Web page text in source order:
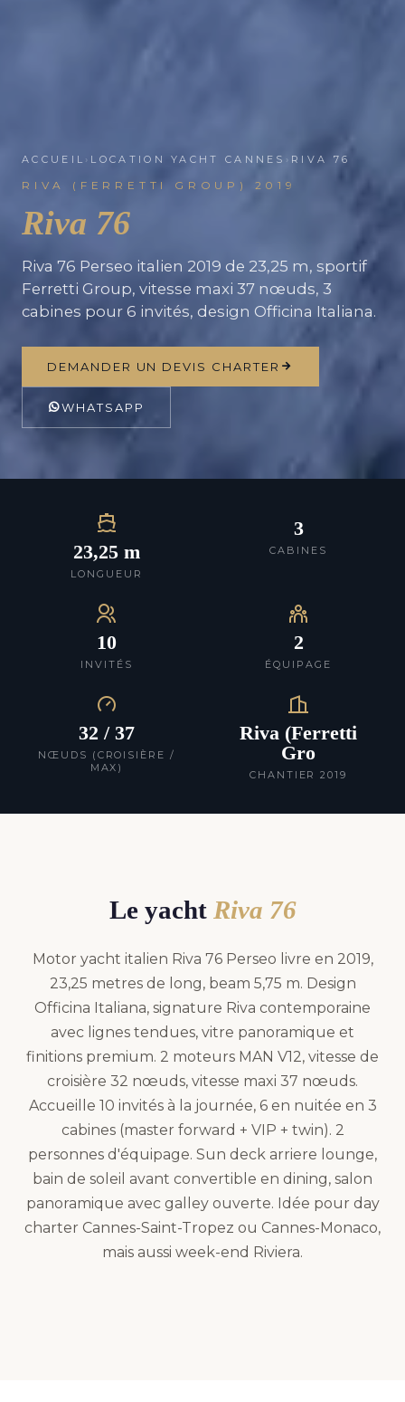
ACCUEIL › LOCATION YACHT CANNES › RIVA 76
RIVA (FERRETTI GROUP) 2019
Riva 76
Riva 76 Perseo italien 2019 de 23,25 m, sportif
Ferretti Group, vitesse maxi 37 nœuds, 3
cabines pour 6 invités, design Officina Italiana.
DEMANDER UN DEVIS CHARTER
WHATSAPP
23,25 m
LONGUEUR
3
CABINES
10
INVITÉS
2
ÉQUIPAGE
32 / 37
NŒUDS (CROISIÈRE /
MAX)
Riva (Ferretti
Gro
CHANTIER 2019
Le yacht Riva 76
Motor yacht italien Riva 76 Perseo livre en 2019,
23,25 metres de long, beam 5,75 m. Design
Officina Italiana, signature Riva contemporaine
avec lignes tendues, vitre panoramique et
finitions premium. 2 moteurs MAN V12, vitesse de
croisière 32 nœuds, vitesse maxi 37 nœuds.
Accueille 10 invités à la journée, 6 en nuitée en 3
cabines (master forward + VIP + twin). 2
personnes d'équipage. Sun deck arriere lounge,
bain de soleil avant convertible en dining, salon
panoramique avec galley ouverte. Idée pour day
charter Cannes-Saint-Tropez ou Cannes-Monaco,
mais aussi week-end Riviera.